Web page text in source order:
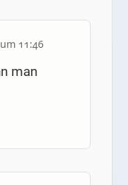
11:46
man